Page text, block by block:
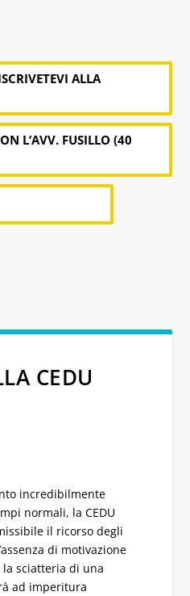
ALLA
L’AVV. FUSILLO (40
CEDU
incredibilmente
normali, la CEDU
il ricorso degli
di motivazione
sciatteria di una
ad imperitura